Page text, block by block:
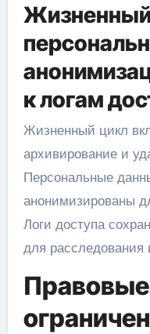
к логам
Жизненный цикл
архивирование и
Персональные
анонимизированы
Логи доступа
для расследования
Правовые